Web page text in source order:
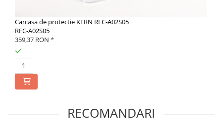
Carcasa de protectie KERN RFC-A02S05
RFC-A02S05
359,37 RON *
RECOMANDARI